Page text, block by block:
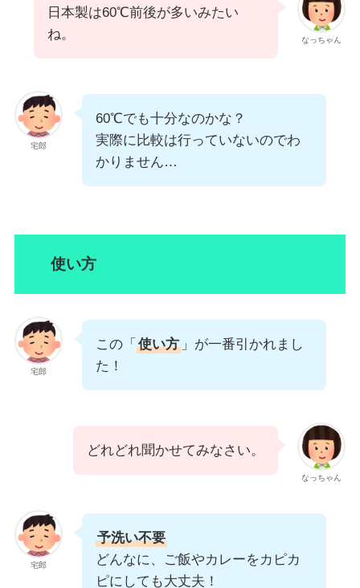
なっちゃん
日本製は60℃前後が多いみたい
ね。
宅郎
60℃でも十分なのかな？
実際に比較は行っていないのでわ
かりません…
使い方
宅郎
この「 使い方」が一番引かれまし
た！
なっちゃん
どれどれ聞かせてみなさい。
宅郎
予洗い不要
どんなに、ご飯やカレーをカピカ
ピにしても大丈夫！